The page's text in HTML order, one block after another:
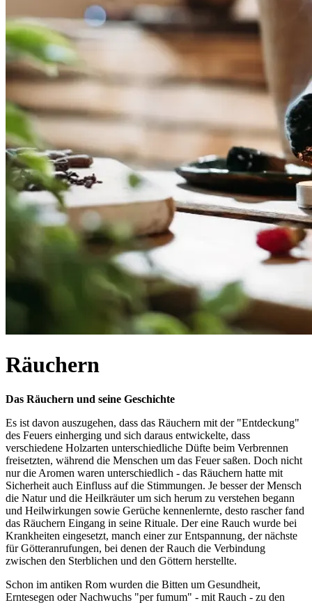
Räuchern
Das Räuchern und seine Geschichte
Es ist davon auszugehen, dass das Räuchern mit der "Entdeckung"
des Feuers einherging und sich daraus entwickelte, dass
verschiedene Holzarten unterschiedliche Düfte beim Verbrennen
freisetzten, während die Menschen um das Feuer saßen. Doch nicht
nur die Aromen waren unterschiedlich - das Räuchern hatte mit
Sicherheit auch Einfluss auf die Stimmungen. Je besser der Mensch
die Natur und die Heilkräuter um sich herum zu verstehen begann
und Heilwirkungen sowie Gerüche kennenlernte, desto rascher fand
das Räuchern Eingang in seine Rituale. Der eine Rauch wurde bei
Krankheiten eingesetzt, manch einer zur Entspannung, der nächste
für Götteranrufungen, bei denen der Rauch die Verbindung
zwischen den Sterblichen und den Göttern herstellte.
Schon im antiken Rom wurden die Bitten um Gesundheit,
Erntesegen oder Nachwuchs "per fumum" - mit Rauch - zu den